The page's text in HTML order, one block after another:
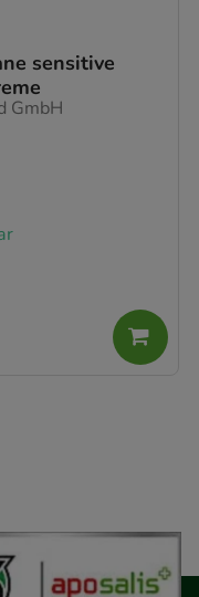
sensitive
GmbH